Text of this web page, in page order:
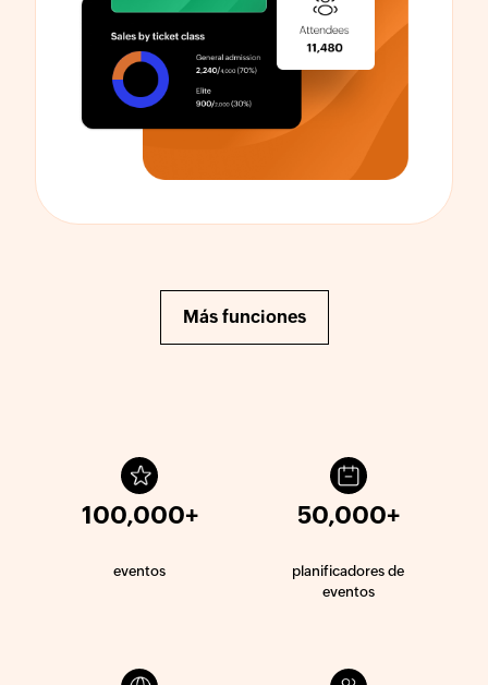
Más funciones
100,000+
eventos
50,000+
planificadores de
eventos